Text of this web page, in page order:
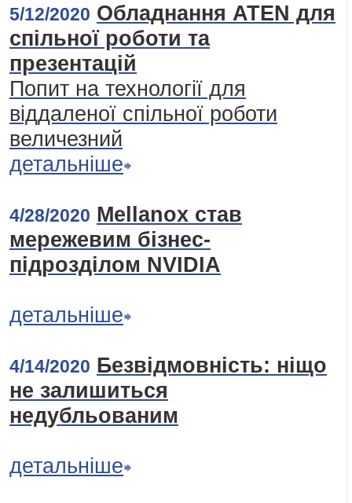
5/12/2020 Обладнання ATEN для
спільної роботи та
презентацій
Попит на технології для
віддаленої спільної роботи
величезний
детальніше
4/28/2020 Mellanox став
мережевим бізнес-
підрозділом NVIDIA
детальніше
4/14/2020 Безвідмовність: ніщо
не залишиться
недубльованим
детальніше